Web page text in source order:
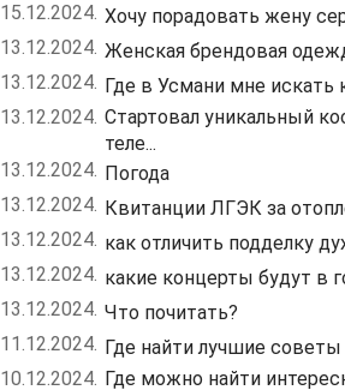
15.12.2024. Хочу порадовать жену
13.12.2024. Женская брендовая
13.12.2024. Где в Усмани мне искать
13.12.2024. Стартовал уникальный
теле...
13.12.2024. Погода
13.12.2024. Квитанции ЛГЭК за
13.12.2024. как отличить подделку
13.12.2024. какие концерты будут в
13.12.2024. Что почитать?
11.12.2024. Где найти лучшие советы
10.12.2024. Где можно найти